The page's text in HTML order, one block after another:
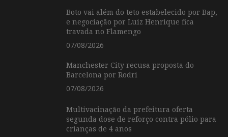
Boto vai além do teto estabelecido por Bap,
e negociação por Luiz Henrique fica
travada no Flamengo
07/08/2026
Manchester City recusa proposta do
Barcelona por Rodri
07/08/2026
Multivacinação da prefeitura oferta
segunda dose de reforço contra pólio para
crianças de 4 anos